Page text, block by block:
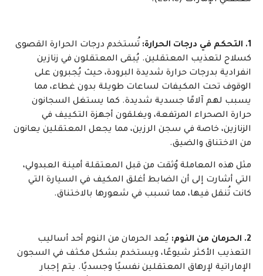
1. التحكم في درجات الحرارة:
تُستخدم درجات الحرارة القصوى
كسلاح لتعذيب المعتقلين. يُبقى المعتقلون في زنازين
انفرادية بدرجات حرارة شديدة البرودة، حيث يُجبرون على
الوقوف تحت المكيفات لساعات طويلة بدون غطاء، مما
يسبب لهم آلامًا جسدية شديدة. كما يستغل السجانون
حرارة الصحراء المرتفعة، ويغلقون أجهزة التكييف في
الزنازين، خاصة في سجن الرزين، مما يجعل المعتقلين يعانون
من الاختناق والضيق.
مثل هذه المعاملة وُثقت من قبل المعتقلة أمينة العبدولي،
التي أشارت إلى أن الضابط أغلق المكيف في السيارة التي
كانت تُنقل فيها، مما تسبب في شعورها بالاختناق.
2. الحرمان من النوم:
يُعد الحرمان من النوم أحد أساليب
التعذيب الأكثر شيوعًا، ويستخدم بشكل مكثف في السجون
الإماراتية لإرهاق المعتقلين نفسيًا وجسديًا. يتم إجبار